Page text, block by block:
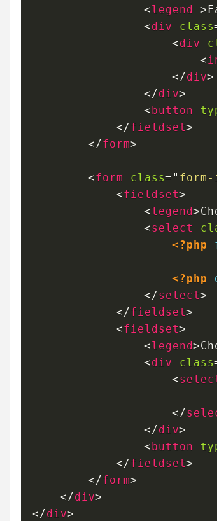
<legend >
<div class
<div
<
</div>
</div>
<button
</fieldset>
</form>
<form class="
<fieldset>
<legend>
<select
<?php
<?php
</select>
</fieldset>
<fieldset>
<legend>
<div class
<
</
</div>
<button
</fieldset>
</form>
</div>
</div>